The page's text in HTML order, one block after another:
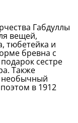
Габдуллы
вещей,
тюбетейка и
бревна с
сестре
Также
необычный
в 1912